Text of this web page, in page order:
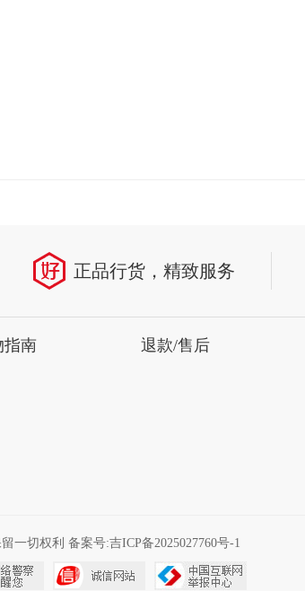
正品行货，精致服务
指南 退款/售后
一切权利 备案号:吉ICP备2025027760号-1